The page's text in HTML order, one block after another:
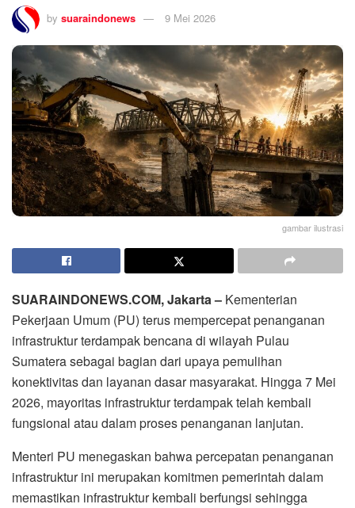
by suaraindonews 9 Mei 2026
gambar ilustrasi
SUARAINDONEWS.COM, Jakarta – Kementerian
Pekerjaan Umum (PU) terus mempercepat penanganan
infrastruktur terdampak bencana di wilayah Pulau
Sumatera sebagai bagian dari upaya pemulihan
konektivitas dan layanan dasar masyarakat. Hingga 7 Mei
2026, mayoritas infrastruktur terdampak telah kembali
fungsional atau dalam proses penanganan lanjutan.
Menteri PU menegaskan bahwa percepatan penanganan
infrastruktur ini merupakan komitmen pemerintah dalam
memastikan infrastruktur kembali berfungsi sehingga